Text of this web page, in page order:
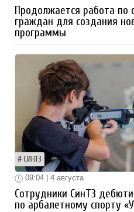
Продолжается работа по
граждан для создания
программы
СИНТЗ
09:04 | 4 августа
Сотрудники СинТЗ
по арбалетному спорту